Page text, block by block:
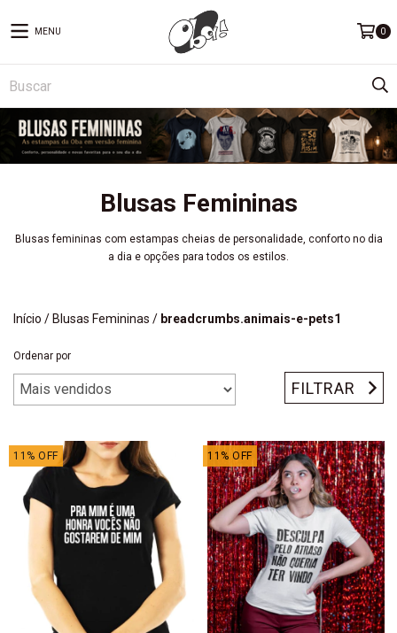
MENU 0
Blusas Femininas
Blusas femininas com estampas cheias de personalidade, conforto no dia
a dia e opções para todos os estilos.
Início /Blusas Femininas / breadcrumbs.animais-e-pets1
Ordenar por
FILTRAR
11 % OFF 11 % OFF